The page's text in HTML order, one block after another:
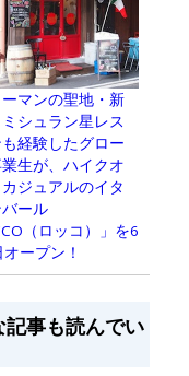
マンの聖地・新
シュラン星レス
も経験したグロー
生が、ハイクオ
カジュアルのイタ
ール
（ロッコ）」を6
ープン！
事も読んでい